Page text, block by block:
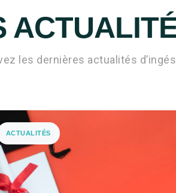
les dernières actualités
ACTUALITÉS